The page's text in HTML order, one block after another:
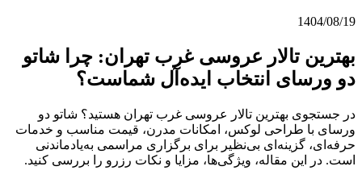
1404/08/19
بهترین تالار عروسی غرب تهران: چرا شاتو
دو ورسای انتخاب ایده‌آل شماست؟
در جستجوی بهترین تالار عروسی غرب تهران هستید؟ شاتو دو
ورسای با طراحی لوکس، امکانات مدرن، قیمت مناسب و خدمات
حرفه‌ای، گزینه‌ای بی‌نظیر برای برگزاری مراسمی به‌یادماندنی
است. در این مقاله، ویژگی‌ها، مزایا و نکات رزرو را بررسی کنید.